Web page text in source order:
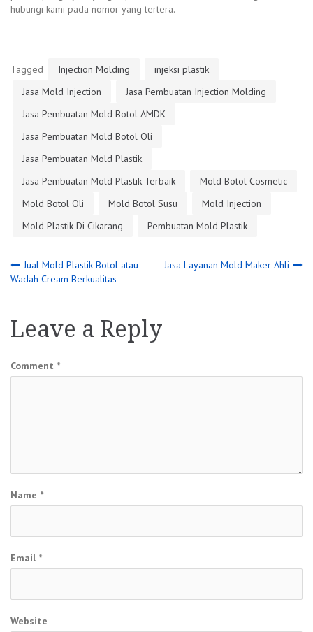
hubungi kami pada nomor yang tertera.
Tagged Injection Molding
injeksi plastik
Jasa Mold Injection
Jasa Pembuatan Injection Molding
Jasa Pembuatan Mold Botol AMDK
Jasa Pembuatan Mold Botol Oli
Jasa Pembuatan Mold Plastik
Jasa Pembuatan Mold Plastik Terbaik
Mold Botol Cosmetic
Mold Botol Oli
Mold Botol Susu
Mold Injection
Mold Plastik Di Cikarang
Pembuatan Mold Plastik
Post
Jual Mold Plastik Botol atau
Wadah Cream Berkualitas
Jasa Layanan Mold Maker Ahli
Leave a Reply
Comment *
Name *
Email *
Website